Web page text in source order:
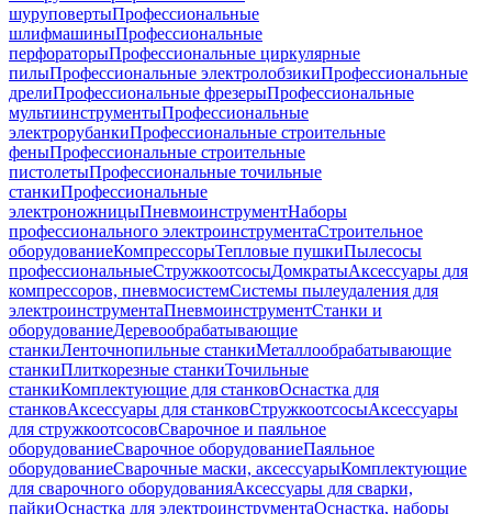
шуруповертыПрофессиональные
шлифмашиныПрофессиональные
перфораторыПрофессиональные циркулярные
пилыПрофессиональные электролобзикиПрофессиональные
дрелиПрофессиональные фрезерыПрофессиональные
мультиинструментыПрофессиональные
электрорубанкиПрофессиональные строительные
феныПрофессиональные строительные
пистолетыПрофессиональные точильные
станкиПрофессиональные
электроножницыПневмоинструментНаборы
профессионального электроинструментаСтроительное
оборудованиеКомпрессорыТепловые пушкиПылесосы
профессиональныеСтружкоотсосыДомкратыАксессуары для
компрессоров, пневмосистемСистемы пылеудаления для
электроинструментаПневмоинструментСтанки и
оборудованиеДеревообрабатывающие
станкиЛенточнопильные станкиМеталлообрабатывающие
станкиПлиткорезные станкиТочильные
станкиКомплектующие для станковОснастка для
станковАксессуары для станковСтружкоотсосыАксессуары
для стружкоотсосовСварочное и паяльное
оборудованиеСварочное оборудованиеПаяльное
оборудованиеСварочные маски, аксессуарыКомплектующие
для сварочного оборудованияАксессуары для сварки,
пайкиОснастка для электроинструментаОснастка, наборы